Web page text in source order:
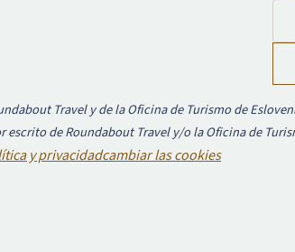
Travel y de la Oficina de Turismo de
de Roundabout Travel y/o la Oficina de
y privacidadcambiar las cookies